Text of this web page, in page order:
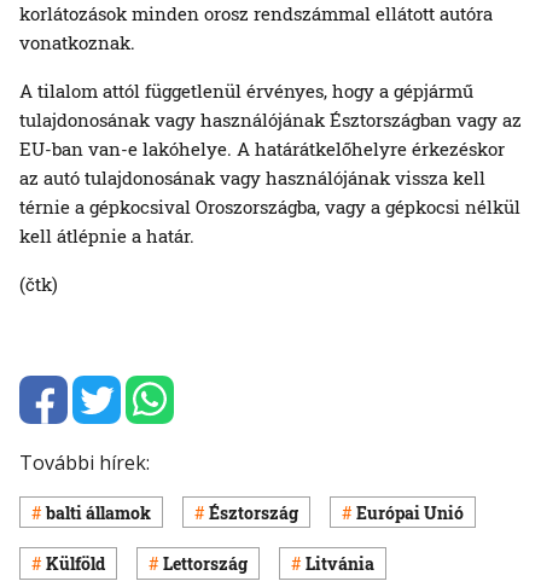
korlátozások minden orosz rendszámmal ellátott autóra
vonatkoznak.
A tilalom attól függetlenül érvényes, hogy a gépjármű
tulajdonosának vagy használójának Észtországban vagy az
EU-ban van-e lakóhelye. A határátkelőhelyre érkezéskor
az autó tulajdonosának vagy használójának vissza kell
térnie a gépkocsival Oroszországba, vagy a gépkocsi nélkül
kell átlépnie a határ.
(čtk)
További hírek:
balti államok Észtország Európai Unió
Külföld Lettország Litvánia